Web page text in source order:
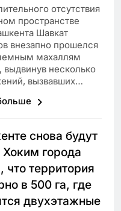
отсутствия
пространстве
Шавкат
внезапно прошелся
махаллям
выдвинув несколько
вызвавших…
снова будут
города
что территория
в 500 га, где
двухэтажные